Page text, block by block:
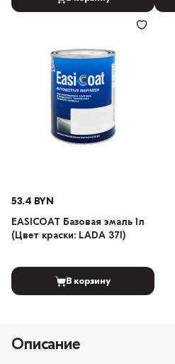
53.4 BYN
EASICOAT Базовая эмаль 1л
(Цвет краски: LADA 371)
В корзину
Описание